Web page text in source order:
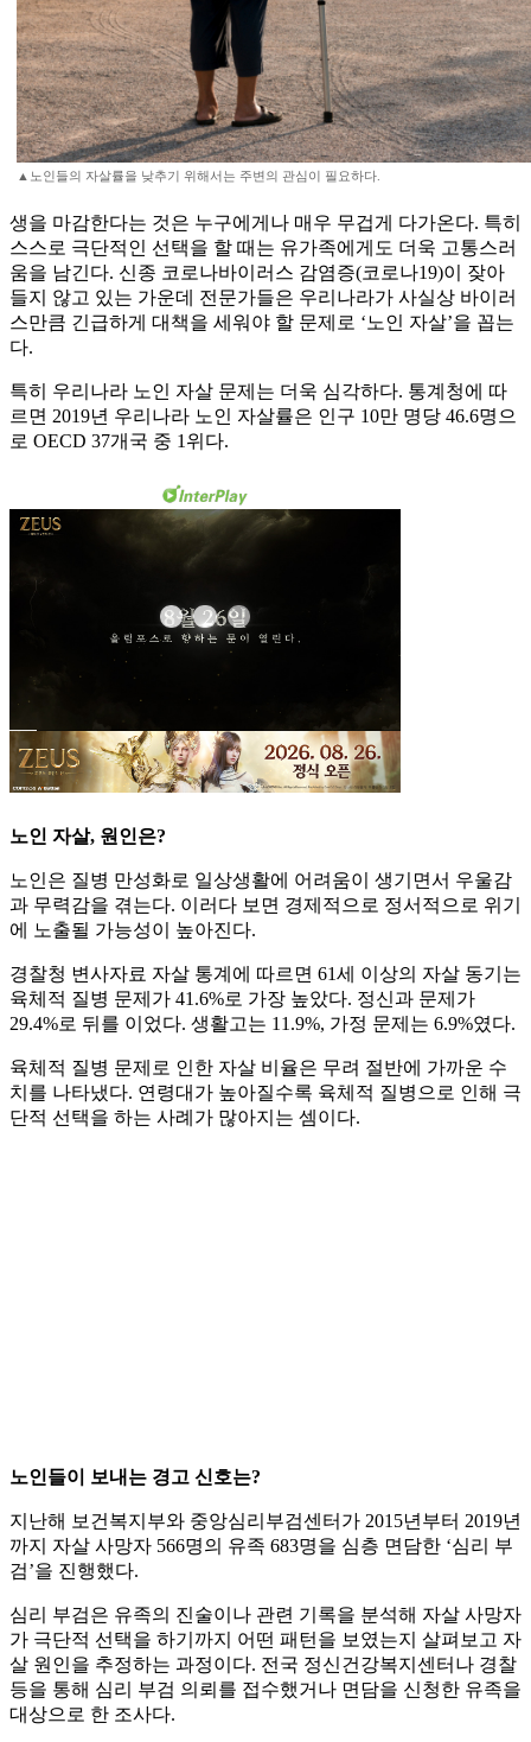
▲노인들의 자살률을 낮추기 위해서는 주변의 관심이 필요하다.
생을 마감한다는 것은 누구에게나 매우 무겁게 다가온다. 특히
스스로 극단적인 선택을 할 때는 유가족에게도 더욱 고통스러
움을 남긴다. 신종 코로나바이러스 감염증(코로나19)이 잦아
들지 않고 있는 가운데 전문가들은 우리나라가 사실상 바이러
스만큼 긴급하게 대책을 세워야 할 문제로 ‘노인 자살’을 꼽는
다.
특히 우리나라 노인 자살 문제는 더욱 심각하다. 통계청에 따
르면 2019년 우리나라 노인 자살률은 인구 10만 명당 46.6명으
로 OECD 37개국 중 1위다.
노인 자살, 원인은?
노인은 질병 만성화로 일상생활에 어려움이 생기면서 우울감
과 무력감을 겪는다. 이러다 보면 경제적으로 정서적으로 위기
에 노출될 가능성이 높아진다.
경찰청 변사자료 자살 통계에 따르면 61세 이상의 자살 동기는
육체적 질병 문제가 41.6%로 가장 높았다. 정신과 문제가
29.4%로 뒤를 이었다. 생활고는 11.9%, 가정 문제는 6.9%였다.
육체적 질병 문제로 인한 자살 비율은 무려 절반에 가까운 수
치를 나타냈다. 연령대가 높아질수록 육체적 질병으로 인해 극
단적 선택을 하는 사례가 많아지는 셈이다.
노인들이 보내는 경고 신호는?
지난해 보건복지부와 중앙심리부검센터가 2015년부터 2019년
까지 자살 사망자 566명의 유족 683명을 심층 면담한 ‘심리 부
검’을 진행했다.
심리 부검은 유족의 진술이나 관련 기록을 분석해 자살 사망자
가 극단적 선택을 하기까지 어떤 패턴을 보였는지 살펴보고 자
살 원인을 추정하는 과정이다. 전국 정신건강복지센터나 경찰
등을 통해 심리 부검 의뢰를 접수했거나 면담을 신청한 유족을
대상으로 한 조사다.